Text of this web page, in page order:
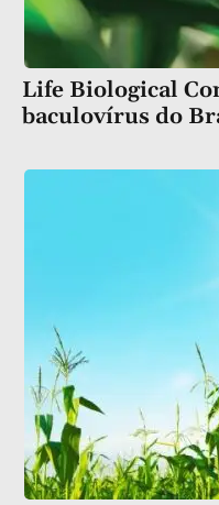
Life Biological
baculovírus do